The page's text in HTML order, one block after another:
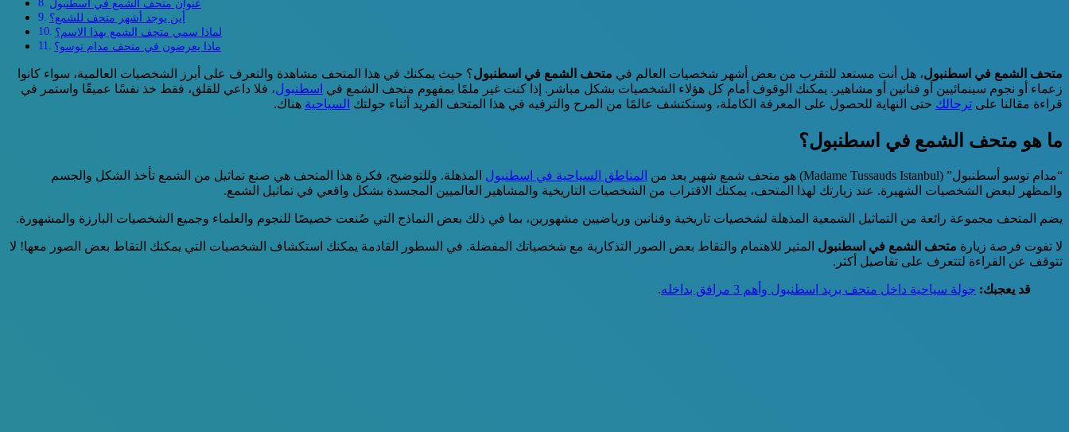
عنوان متحف الشمع في اسطنبول
أين يوجد أشهر متحف للشمع؟
لماذا سمي متحف الشمع بهذا الاسم؟
ماذا يعرضون في متحف مدام توسو؟
متحف الشمع في اسطنبول، هل أنت مستعد للتقرب من بعض أشهر شخصيات العالم في متحف الشمع في اسطنبول؟ حيث يمكنك في هذا المتحف مشاهدة والتعرف على أبرز الشخصيات العالمية، سواء كانوا
زعماء أو نجوم سينمائيين أو فنانين أو مشاهير. يمكنك الوقوف أمام كل هؤلاء الشخصيات بشكل مباشر. إذا كنت غير ملمًا بمفهوم متحف الشمع في اسطنبول، فلا داعي للقلق، فقط خذ نفسًا عميقًا واستمر في
قراءة مقالنا على ترحالك حتى النهاية للحصول على المعرفة الكاملة، وستكتشف عالمًا من المرح والترفيه في هذا المتحف الفريد أثناء جولتك السياحية هناك.
ما هو متحف الشمع في اسطنبول؟
“مدام توسو أسطنبول” (Madame Tussauds Istanbul) هو متحف شمع شهير يعد من المناطق السياحية في اسطنبول المذهلة. وللتوضيح، فكرة هذا المتحف هي صنع تماثيل من الشمع تأخذ الشكل والجسم
والمظهر لبعض الشخصيات الشهيرة. عند زيارتك لهذا المتحف، يمكنك الاقتراب من الشخصيات التاريخية والمشاهير العالميين المجسدة بشكل واقعي في تماثيل الشمع.
يضم المتحف مجموعة رائعة من التماثيل الشمعية المذهلة لشخصيات تاريخية وفنانين ورياضيين مشهورين، بما في ذلك بعض النماذج التي صُنعت خصيصًا للنجوم والعلماء وجميع الشخصيات البارزة والمشهورة.
لا تفوت فرصة زيارة متحف الشمع في اسطنبول المثير للاهتمام والتقاط بعض الصور التذكارية مع شخصياتك المفضلة. في السطور القادمة يمكنك استكشاف الشخصيات التي يمكنك التقاط بعض الصور معها! لا
تتوقف عن القراءة لتتعرف على تفاصيل أكثر.
قد يعجبك: جولة سياحية داخل متحف بريد اسطنبول وأهم 3 مرافق بداخله .